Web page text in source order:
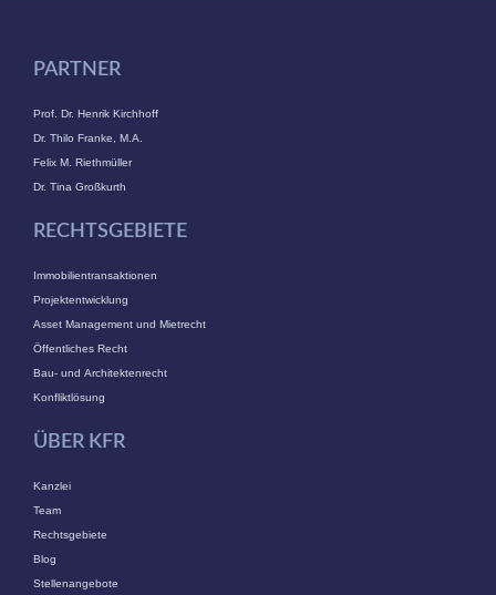
PARTNER
Prof. Dr. Henrik Kirchhoff
Dr. Thilo Franke, M.A.
Felix M. Riethmüller
Dr. Tina Großkurth
RECHTSGEBIETE
Immobilientransaktionen
Projektentwicklung
Asset Management und Mietrecht
Öffentliches Recht
Bau- und Architektenrecht
Konfliktlösung
ÜBER KFR
Kanzlei
Team
Rechtsgebiete
Blog
Stellenangebote